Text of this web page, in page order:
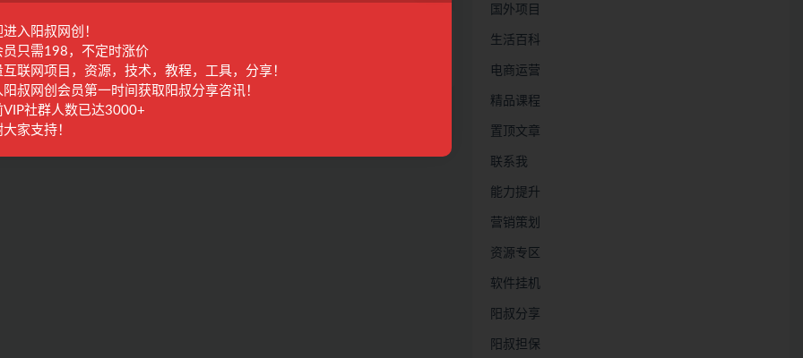
28 会议回放 1月前 290
国外项目
生活百科
电商运营
精品课程
置顶文章
联系我
能力提升
营销策划
资源专区
软件挂机
阳叔分享
阳叔担保
入阳叔网创！
员只需198，不定时涨价
互联网项目，资源，技术，教程，工具，分享！
阳叔网创会员第一时间获取阳叔分享咨讯！
VIP社群人数已达3000+
家支持！